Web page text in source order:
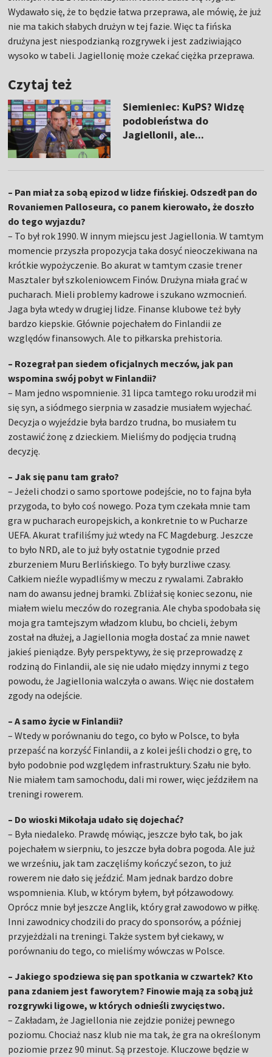
Wydawało się, że to będzie łatwa przeprawa, ale mówię, że już
nie ma takich słabych drużyn w tej fazie. Więc ta fińska
drużyna jest niespodzianką rozgrywek i jest zadziwiająco
wysoko w tabeli. Jagiellonię może czekać ciężka przeprawa.
Czytaj też
Siemieniec: KuPS? Widzę
podobieństwa do
Jagiellonii, ale...
– Pan miał za sobą epizod w lidze fińskiej. Odszedł pan do
Rovaniemen Palloseura, co panem kierowało, że doszło
do tego wyjazdu?
– To był rok 1990. W innym miejscu jest Jagiellonia. W tamtym
momencie przyszła propozycja taka dosyć nieoczekiwana na
krótkie wypożyczenie. Bo akurat w tamtym czasie trener
Masztaler był szkoleniowcem Finów. Drużyna miała grać w
pucharach. Mieli problemy kadrowe i szukano wzmocnień.
Jaga była wtedy w drugiej lidze. Finanse klubowe też były
bardzo kiepskie. Głównie pojechałem do Finlandii ze
względów finansowych. Ale to piłkarska prehistoria.
– Rozegrał pan siedem oficjalnych meczów, jak pan
wspomina swój pobyt w Finlandii?
– Mam jedno wspomnienie. 31 lipca tamtego roku urodził mi
się syn, a siódmego sierpnia w zasadzie musiałem wyjechać.
Decyzja o wyjeździe była bardzo trudna, bo musiałem tu
zostawić żonę z dzieckiem. Mieliśmy do podjęcia trudną
decyzję.
– Jak się panu tam grało?
– Jeżeli chodzi o samo sportowe podejście, no to fajna była
przygoda, to było coś nowego. Poza tym czekała mnie tam
gra w pucharach europejskich, a konkretnie to w Pucharze
UEFA. Akurat trafiliśmy już wtedy na FC Magdeburg. Jeszcze
to było NRD, ale to już były ostatnie tygodnie przed
zburzeniem Muru Berlińskiego. To były burzliwe czasy.
Całkiem nieźle wypadliśmy w meczu z rywalami. Zabrakło
nam do awansu jednej bramki. Zbliżał się koniec sezonu, nie
miałem wielu meczów do rozegrania. Ale chyba spodobała się
moja gra tamtejszym władzom klubu, bo chcieli, żebym
został na dłużej, a Jagiellonia mogła dostać za mnie nawet
jakieś pieniądze. Były perspektywy, że się przeprowadzę z
rodziną do Finlandii, ale się nie udało między innymi z tego
powodu, że Jagiellonia walczyła o awans. Więc nie dostałem
zgody na odejście.
– A samo życie w Finlandii?
– Wtedy w porównaniu do tego, co było w Polsce, to była
przepaść na korzyść Finlandii, a z kolei jeśli chodzi o grę, to
było podobnie pod względem infrastruktury. Szału nie było.
Nie miałem tam samochodu, dali mi rower, więc jeździłem na
treningi rowerem.
– Do wioski Mikołaja udało się dojechać?
– Była niedaleko. Prawdę mówiąc, jeszcze było tak, bo jak
pojechałem w sierpniu, to jeszcze była dobra pogoda. Ale już
we wrześniu, jak tam zaczęliśmy kończyć sezon, to już
rowerem nie dało się jeździć. Mam jednak bardzo dobre
wspomnienia. Klub, w którym byłem, był półzawodowy.
Oprócz mnie był jeszcze Anglik, który grał zawodowo w piłkę.
Inni zawodnicy chodzili do pracy do sponsorów, a później
przyjeżdżali na treningi. Także system był ciekawy, w
porównaniu do tego, co mieliśmy wówczas w Polsce.
– Jakiego spodziewa się pan spotkania w czwartek? Kto
pana zdaniem jest faworytem? Finowie mają za sobą już
rozgrywki ligowe, w których odnieśli zwycięstwo.
– Zakładam, że Jagiellonia nie zejdzie poniżej pewnego
poziomu. Chociaż nasz klub nie ma tak, że gra na określonym
poziomie przez 90 minut. Są przestoje. Kluczowe będzie w